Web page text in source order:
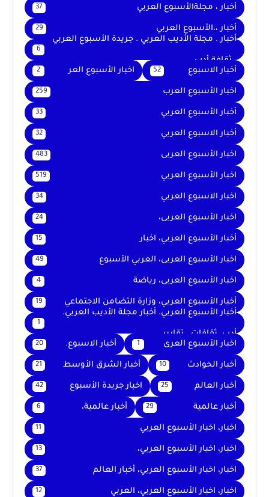
أخبار ، مجلةالأسبوع العربي 37
أخبار ،،الأسبوع العربي 29
أخبار . مجلة الأديب العربي . جريدة الأسبوع العربي
. ثقافة أدب
6
أخبار الاسبوع 52 اخبار الأسبوع العر 2
اخبار الأسبوع العرب 259
أخبار الأسبوع العربي 33
أخبار الاسبوع العربي 32
اخبار الأسبوع العربى 483
اخبار الأسبوع العربي 519
اخبار الاسبوع العربي 34
اخبار الأسبوع العربى، 24
أخبار الأسبوع العربي، اخبار 15
اخبار الأسبوع العربى، العربي الأسبوع 49
اخبار الأسبوع العربى، رياضة 4
أخبار الأسبوع العربي، وزارة التضامن الاجتماعي 19
أخبار الأسبوع العربي. أخبار مجلة الأديب العربي.
أدب. ثقافات . تقارير .
1
اخبار الأسبوع العرى 1 أخبار الاسبوع. 20
أخبار الحوادث 10 أخبار الشرق الأوسط 21
أخبار العالم 25 اخبار جريدة الأسبوع 42
أخبار عالمية 29 أخبار عالمية، 6
اخبار، اخبار الأسبوع العربي 11
اخبار، اخبار الأسبوع العربي، 13
اخبار، اخبار الأسبوع العربي، أخبار العالم 37
اخبار، اخبار الأسبوع العربي، العربي 12